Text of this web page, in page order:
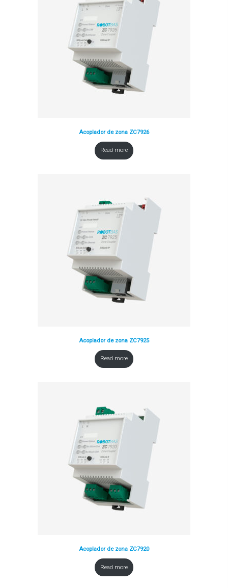
Acoplador de zona ZC7926
Read more
Acoplador de zona ZC7925
Read more
Acoplador de zona ZC7920
Read more